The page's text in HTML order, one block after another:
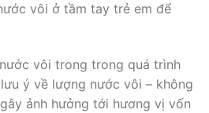
vôi ở tầm tay trẻ em để
vôi trong trong quá trình
ý về lượng nước vôi – không
ảnh hưởng tới hương vị vốn